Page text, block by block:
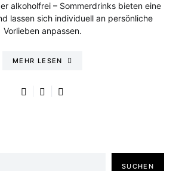
alkoholfrei – Sommerdrinks bieten eine
lassen sich individuell an persönliche
Vorlieben anpassen.
MEHR LESEN
SUCHEN